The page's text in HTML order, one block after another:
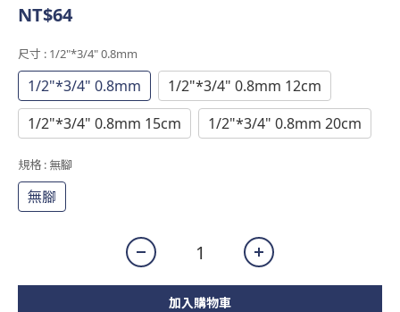
NT$64
尺寸 : 1/2"*3/4" 0.8mm
1/2"*3/4" 0.8mm
1/2"*3/4" 0.8mm 12cm
1/2"*3/4" 0.8mm 15cm
1/2"*3/4" 0.8mm 20cm
規格 : 無腳
無腳
加入購物車